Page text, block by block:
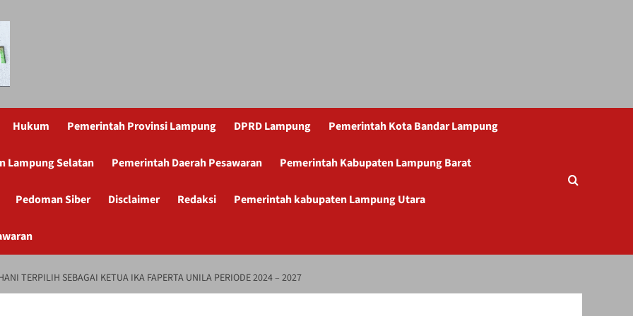
Hukum Pemerintah Provinsi Lampung DPRD Lampung Pemerintah Kota Bandar Lampung
Lampung Selatan Pemerintah Daerah Pesawaran Pemerintah Kabupaten Lampung Barat
Pedoman Siber Disclaimer Redaksi Pemerintah kabupaten Lampung Utara
TERPILIH SEBAGAI KETUA IKA FAPERTA UNILA PERIODE 2024 – 2027